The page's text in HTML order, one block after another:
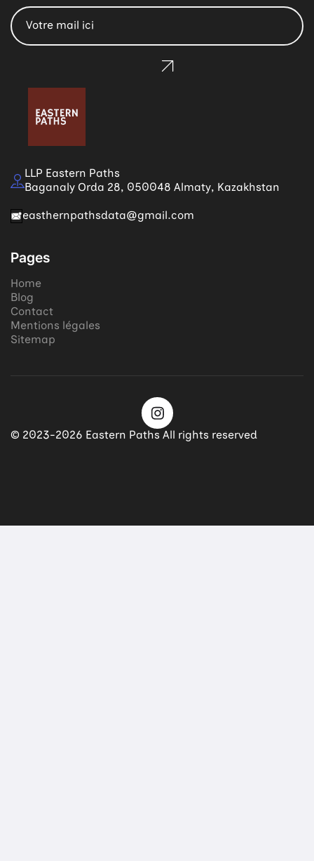
LLP Eastern Paths
Baganaly Orda 28, 050048 Almaty, Kazakhstan
easthernpathsdata@gmail.com
Pages
Home
Blog
Contact
Mentions légales
Sitemap
© 2023-2026 Eastern Paths All rights reserved